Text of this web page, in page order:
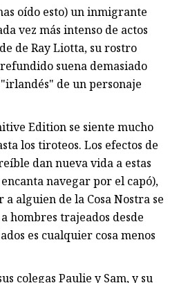
oído esto) un inmigrante
vez más intenso de actos
de Ray Liotta, su rostro
suena demasiado
de un personaje
Edition se siente mucho
los tiroteos. Los efectos de
dan nueva vida a estas
navegar por el capó),
alguien de la Cosa Nostra se
hombres trajeados desde
es cualquier cosa menos
colegas Paulie y Sam, y su